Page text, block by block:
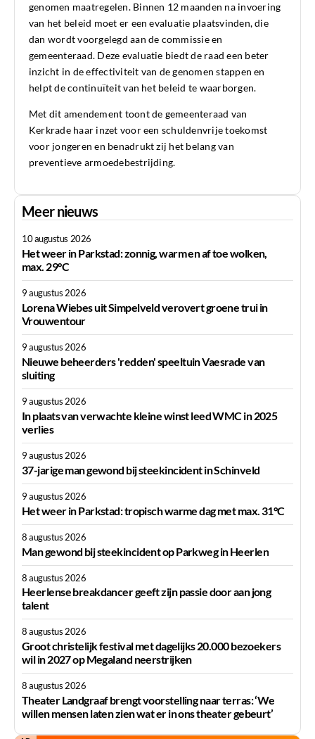
genomen maatregelen. Binnen 12 maanden na invoering
van het beleid moet er een evaluatie plaatsvinden, die
dan wordt voorgelegd aan de commissie en
gemeenteraad. Deze evaluatie biedt de raad een beter
inzicht in de effectiviteit van de genomen stappen en
helpt de continuïteit van het beleid te waarborgen.
Met dit amendement toont de gemeenteraad van
Kerkrade haar inzet voor een schuldenvrije toekomst
voor jongeren en benadrukt zij het belang van
preventieve armoedebestrijding.
Meer nieuws
10 augustus 2026
Het weer in Parkstad: zonnig, warm en af toe wolken,
max. 29°C
9 augustus 2026
Lorena Wiebes uit Simpelveld verovert groene trui in
Vrouwentour
9 augustus 2026
Nieuwe beheerders 'redden' speeltuin Vaesrade van
sluiting
9 augustus 2026
In plaats van verwachte kleine winst leed WMC in 2025
verlies
9 augustus 2026
37-jarige man gewond bij steekincident in Schinveld
9 augustus 2026
Het weer in Parkstad: tropisch warme dag met max. 31°C
8 augustus 2026
Man gewond bij steekincident op Parkweg in Heerlen
8 augustus 2026
Heerlense breakdancer geeft zijn passie door aan jong
talent
8 augustus 2026
Groot christelijk festival met dagelijks 20.000 bezoekers
wil in 2027 op Megaland neerstrijken
8 augustus 2026
Theater Landgraaf brengt voorstelling naar terras: ‘We
willen mensen laten zien wat er in ons theater gebeurt’